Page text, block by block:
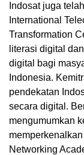
Indosat juga
International
Transformation
literasi digital
digital bagi
Indonesia.
pendekatan
secara digital.
mengumumkan
Networking